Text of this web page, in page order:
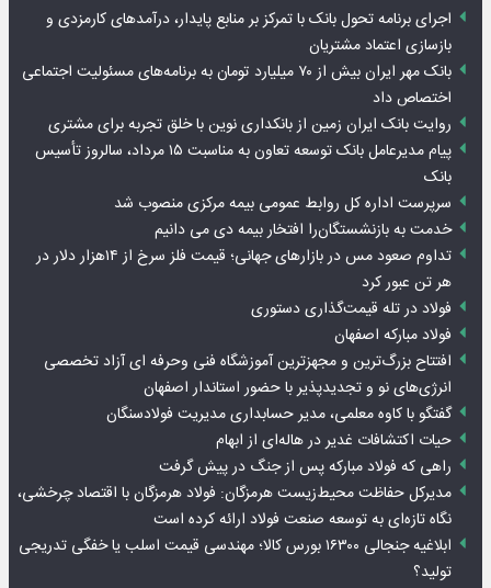
اجرای برنامه تحول بانک با تمرکز بر منابع پایدار، درآمدهای کارمزدی و
بازسازی اعتماد مشتریان
بانک مهر ایران بیش از ۷۰ میلیارد تومان به برنامه‌های مسئولیت اجتماعی
اختصاص داد
روایت بانک ایران زمین از بانکداری نوین با خلق تجربه برای مشتری
پیام مدیرعامل بانک توسعه تعاون به مناسبت ۱۵ مرداد، سالروز تأسیس
بانک
سرپرست اداره کل روابط عمومی بیمه مرکزی منصوب شد
خدمت به بازنشستگان‌را افتخار بیمه دی می دانیم
تداوم صعود مس در بازارهای جهانی؛ قیمت فلز سرخ از ۱۴هزار دلار در
هر تن عبور کرد
فولاد در تله قیمت‌گذاری دستوری
فولاد مبارکه اصفهان
افتتاح بزرگ‌ترین و مجهزترین آموزشگاه فنی وحرفه ای آزاد تخصصی
انرژی‌های نو و تجدیدپذیر با حضور استاندار اصفهان
گفتگو با کاوه معلمی، مدیر حسابداری مدیریت فولادسنگان
حیات اکتشافات غدیر در هاله‌ای از ابهام
راهی که فولاد مبارکه پس از جنگ در پیش گرفت
مدیرکل حفاظت محیط‌زیست هرمزگان: فولاد هرمزگان با اقتصاد چرخشی،
نگاه تازه‌ای به توسعه صنعت فولاد ارائه کرده است
ابلاغیه جنجالی ۱۶۳۰۰ بورس کالا؛ مهندسی قیمت اسلب یا خفگی تدریجی
تولید؟